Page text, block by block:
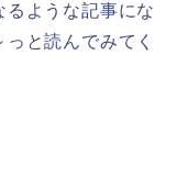
ような記事にな
と読んでみてく